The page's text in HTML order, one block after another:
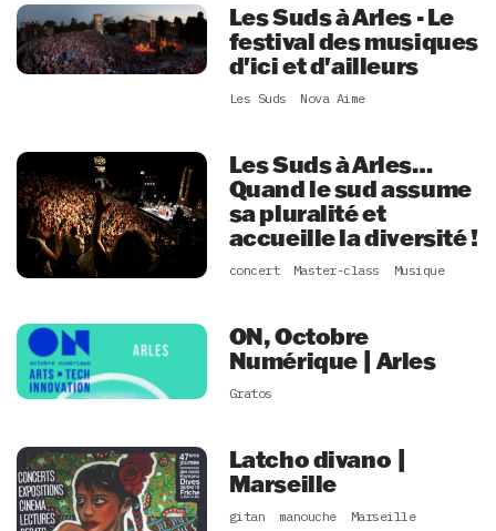
Les Suds à Arles - Le
festival des musiques
d'ici et d'ailleurs
Les Suds Nova Aime
Les Suds à Arles…
Quand le sud assume
sa pluralité et
accueille la diversité !
concert Master-class Musique
ON, Octobre
Numérique | Arles
Gratos
Latcho divano |
Marseille
gitan manouche Marseille